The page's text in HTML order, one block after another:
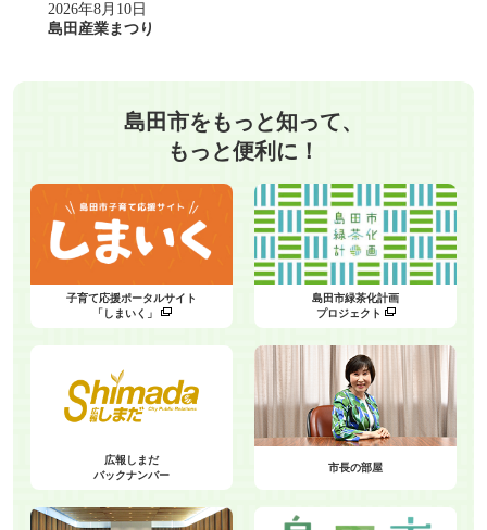
2026年8月10日
島田産業まつり
島田市をもっと知って、
もっと便利に！
子育て応援ポータルサイト
「しまいく」
島田市緑茶化計画
プロジェクト
広報しまだ
バックナンバー
市長の部屋